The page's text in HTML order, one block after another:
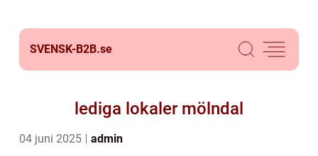
SVENSK-B2B.se
lediga lokaler mölndal
04 juni 2025 admin